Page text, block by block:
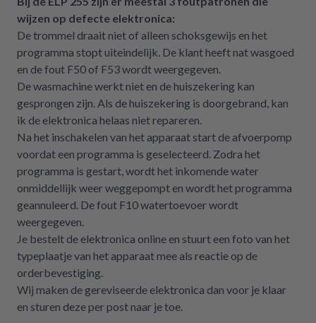
definitiv weiter empfehlen.
wijzen op defecte elektronica:
De trommel draait niet of alleen schoksgewijs en het
programma stopt uiteindelijk. De klant heeft nat wasgoed
en de fout F50 of F53 wordt weergegeven.
De wasmachine werkt niet en de huiszekering kan
gesprongen zijn. Als de huiszekering is doorgebrand, kan
ik de elektronica helaas niet repareren.
Na het inschakelen van het apparaat start de afvoerpomp
voordat een programma is geselecteerd. Zodra het
programma is gestart, wordt het inkomende water
onmiddellijk weer weggepompt en wordt het programma
geannuleerd. De fout F10 watertoevoer wordt
weergegeven.
Je bestelt de elektronica online en stuurt een foto van het
typeplaatje van het apparaat mee als reactie op de
orderbevestiging.
Wij maken de gereviseerde elektronica dan voor je klaar
en sturen deze per post naar je toe.